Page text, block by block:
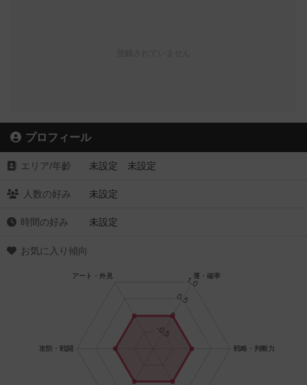
プロフィール
エリア/年齡 未設定 未設定
人数の好み 未設定
時間の好み 未設定
お気に入り傾向